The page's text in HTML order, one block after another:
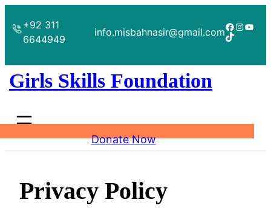
+92 311
6644949
info.misbahnasir@gmail.com
Girls Skills Foundation
Donate Now
Privacy Policy